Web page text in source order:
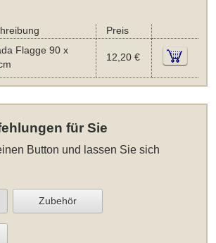
Preis
Flagge 90 x
12,20 €
für Sie
Button und lassen Sie sich
Zubehör